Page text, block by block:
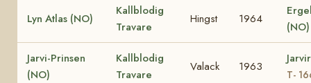
Lyn Atlas (NO)
Kallblodig
Travare
Hingst 1964
Jarvi-Prinsen
(NO)
Kallblodig
Travare
Valack 1963
T-